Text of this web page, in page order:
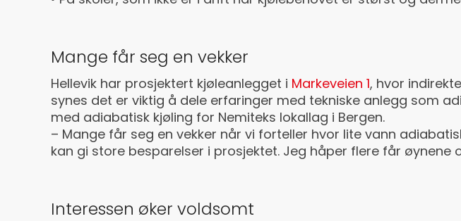
Mange får seg en vekker
Hellevik har prosjektert kjøleanlegget i Markeveien 1, hvor
synes det er viktig å dele erfaringer med tekniske anlegg som
med adiabatisk kjøling for Nemiteks lokallag i Bergen.
– Mange får seg en vekker når vi forteller hvor lite vann
kan gi store besparelser i prosjektet. Jeg håper flere får øynene
Interessen øker voldsomt